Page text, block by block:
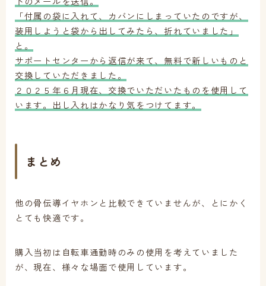
「付属の袋に入れて、カバンにしまっていたのですが、
装用しようと袋から出してみたら、折れていました」
と。
サポートセンターから返信が来て、無料で新しいものと
交換していただきました。
２０２５年６月現在、交換でいただいたものを使用して
います。出し入れはかなり気をつけてます。
まとめ
他の骨伝導イヤホンと比較できていませんが、とにかく
とても快適です。
購入当初は自転車通勤時のみの使用を考えていました
が、現在、様々な場面で使用しています。